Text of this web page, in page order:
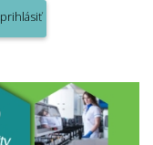
prihlásiť